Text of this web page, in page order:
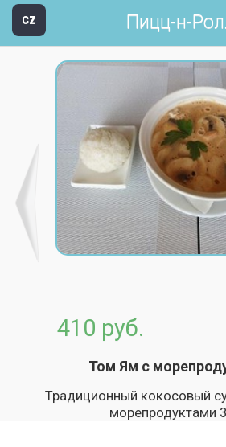
CZ Пицц-н-
410 руб.
Том Ям с
Традиционный кокосовый
морепродуктами